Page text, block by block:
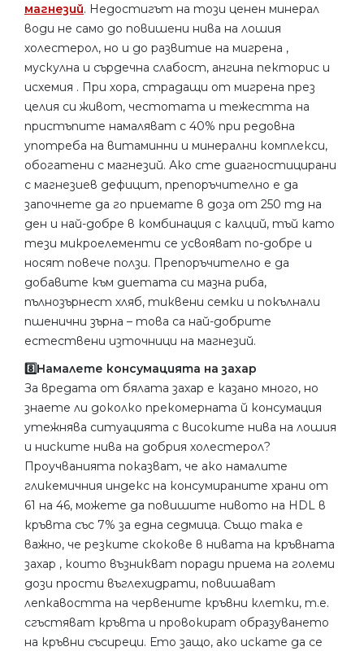
магнезий. Недостигът на този ценен минерал
води не само до повишени нива на лошия
холестерол, но и до развитие на мигрена ,
мускулна и сърдечна слабост, ангина пекторис и
исхемия . При хора, страдащи от мигрена през
целия си живот, честотата и тежестта на
пристъпите намаляват с 40% при редовна
употреба на витаминни и минерални комплекси,
обогатени с магнезий. Ако сте диагностицирани
с магнезиев дефицит, препоръчително е да
започнете да го приемате в доза от 250 mg на
ден и най-добре в комбинация с калций, тъй като
тези микроелементи се усвояват по-добре и
носят повече ползи. Препоръчително е да
добавите към диетата си мазна риба,
пълнозърнест хляб, тиквени семки и покълнали
пшенични зърна – това са най-добрите
естествени източници на магнезий.
8️⃣Намалете консумацията на захар
За вредата от бялата захар е казано много, но
знаете ли доколко прекомерната й консумация
утежнява ситуацията с високите нива на лошия
и ниските нива на добрия холестерол?
Проучванията показват, че ако намалите
гликемичния индекс на консумираните храни от
61 на 46, можете да повишите нивото на HDL в
кръвта със 7% за една седмица. Също така е
важно, че резките скокове в нивата на кръвната
захар , които възникват поради приема на големи
дози прости въглехидрати, повишават
лепкавостта на червените кръвни клетки, т.е.
сгъстяват кръвта и провокират образуването
на кръвни съсиреци. Ето защо, ако искате да се